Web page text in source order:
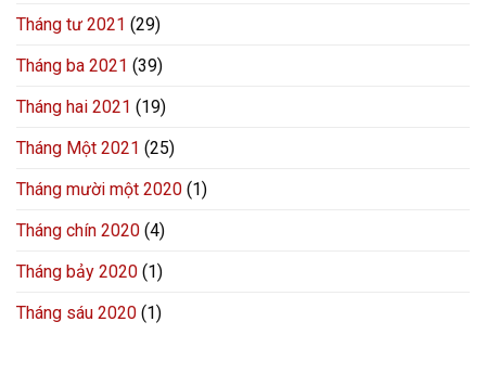
Tháng tư 2021 (29)
Tháng ba 2021 (39)
Tháng hai 2021 (19)
Tháng Một 2021 (25)
Tháng mười một 2020 (1)
Tháng chín 2020 (4)
Tháng bảy 2020 (1)
Tháng sáu 2020 (1)